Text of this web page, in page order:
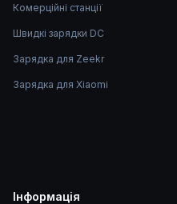
Комерційні станції
Швидкі зарядки DC
Зарядка для Zeekr
Зарядка для Xiaomi
Інформація